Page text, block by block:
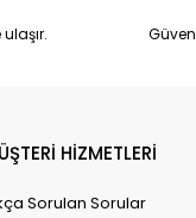
HİZMETLERİ
Sorulan Sorular